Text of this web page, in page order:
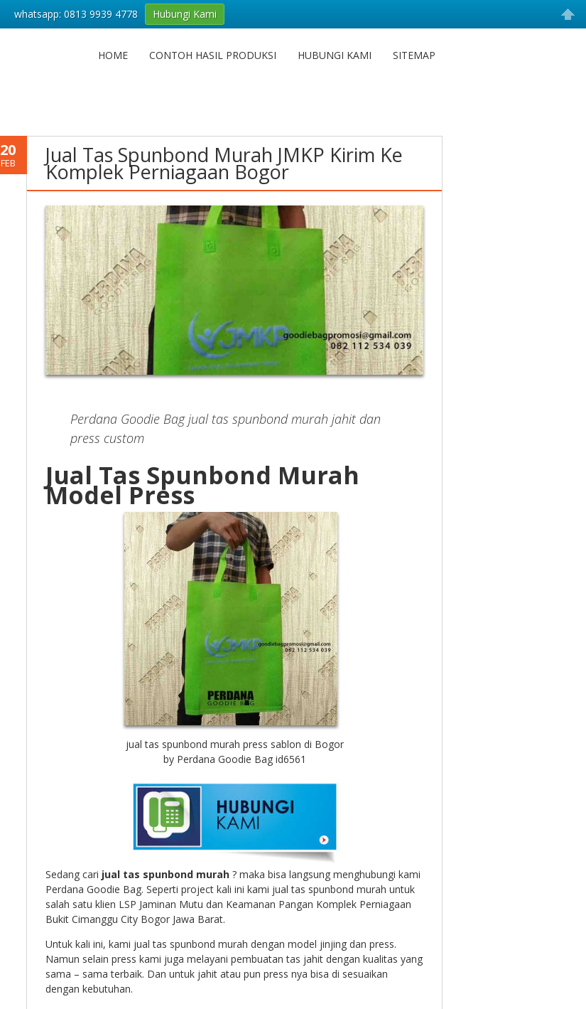
HOME CONTOH HASIL PRODUKSI HUBUNGI KAMI SITEMAP
20
FEB Jual Tas Spunbond Murah JMKP Kirim Ke
Komplek Perniagaan Bogor
Perdana Goodie Bag jual tas spunbond murah jahit dan
press custom
Jual Tas Spunbond Murah
Model Press
jual tas spunbond murah press sablon di Bogor
by Perdana Goodie Bag id6561
Sedang cari jual tas spunbond murah? maka bisa langsung menghubungi kami
Perdana Goodie Bag. Seperti project kali ini kami jual tas spunbond murah untuk
salah satu klien LSP Jaminan Mutu dan Keamanan Pangan Komplek Perniagaan
Bukit Cimanggu City Bogor Jawa Barat.
Untuk kali ini, kami jual tas spunbond murah dengan model jinjing dan press.
Namun selain press kami juga melayani pembuatan tas jahit dengan kualitas yang
sama – sama terbaik. Dan untuk jahit atau pun press nya bisa di sesuaikan
dengan kebutuhan.
whatsapp: 0813 9939 4778 Hubungi Kami